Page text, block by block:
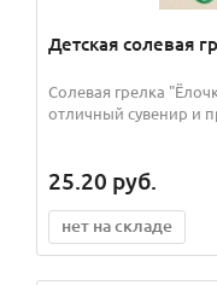
Детская солевая
Солевая грелка
отличный сувенир и
25.20 руб.
нет на складе